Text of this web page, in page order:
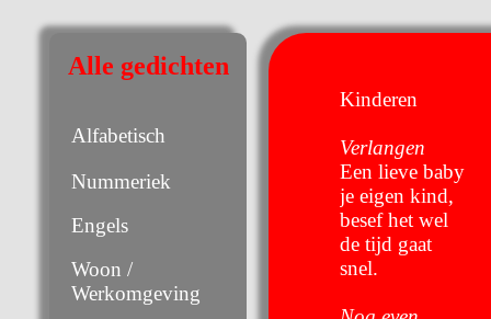
Alle gedichten
Alfabetisch
Nummeriek
Engels
Woon /
Werkomgeving
Kinderen
Verlangen
Een lieve baby
je eigen kind,
besef het wel
de tijd gaat
snel.